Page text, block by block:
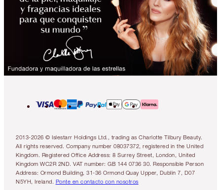
2013-2026 © Islestarr Holdings Ltd., trading as Charlotte Tilbury Beauty.
All rights reserved. Company number 08037372, registered in the United
Kingdom. Registered Office Address: 8 Surrey Street, London, United
Kingdom WC2R 2ND. VAT number: GB 144 0736 30. Responsible Person
Address: Ormond Building, 31-36 Ormond Quay Upper, Dublin 7, D07
N5YH, Ireland. Ponte en contacto con nosotros